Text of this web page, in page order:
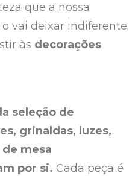
que a nossa
o vai deixar indiferente.
às decorações
seleção de
grinaldas, luzes,
mesa
por si. Cada peça é